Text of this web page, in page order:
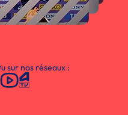
sur nos réseaux :